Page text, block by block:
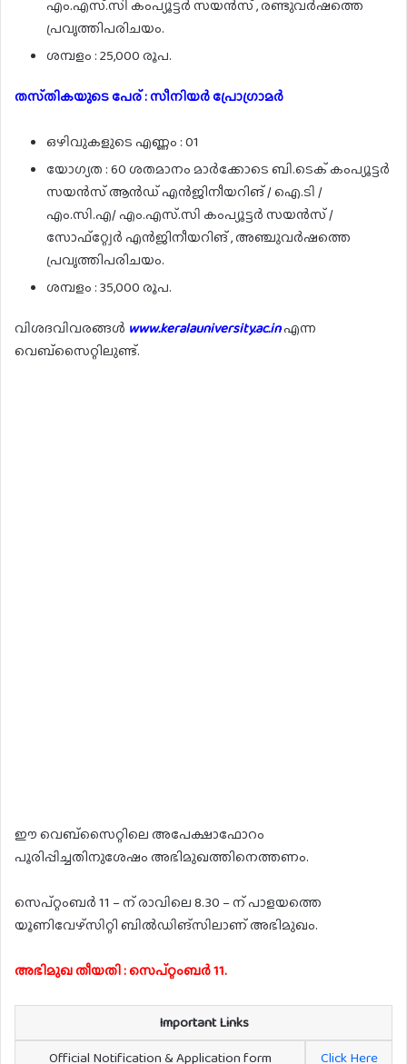
എം.എസ്.സി കംപ്യൂട്ടർ സയൻസ് , രണ്ടുവർഷത്തെ
പ്രവൃത്തിപരിചയം.
ശമ്പളം : 25,000 രൂപ.
തസ്‌തികയുടെ പേര് : സീനിയർ പ്രോഗ്രാമർ
ഒഴിവുകളുടെ എണ്ണം : 01
യോഗ്യത : 60 ശതമാനം മാർക്കോടെ ബി.ടെക് കംപ്യൂട്ടർ
സയൻസ് ആൻഡ് എൻജിനീയറിങ് / ഐ.ടി /
എം.സി.എ/ എം.എസ്.സി കംപ്യൂട്ടർ സയൻസ് /
സോഫ്റ്റ്വേർ എൻജിനീയറിങ് , അഞ്ചുവർഷത്തെ
പ്രവൃത്തിപരിചയം.
ശമ്പളം : 35,000 രൂപ.
വിശദവിവരങ്ങൾ www.keralauniversity.ac.inഎന്ന
വെബ്സൈറ്റിലുണ്ട്.
ഈ വെബ്സൈറ്റിലെ അപേക്ഷാഫോറം
പൂരിപ്പിച്ചതിനുശേഷം അഭിമുഖത്തിനെത്തണം.
സെപ്റ്റംബർ 11 – ന് രാവിലെ 8.30 – ന് പാളയത്തെ
യൂണിവേഴ്സിറ്റി ബിൽഡിങ്സിലാണ് അഭിമുഖം.
അഭിമുഖ തീയതി : സെപ്റ്റംബർ 11.
Important Links
Official Notification & Application form
Click Here